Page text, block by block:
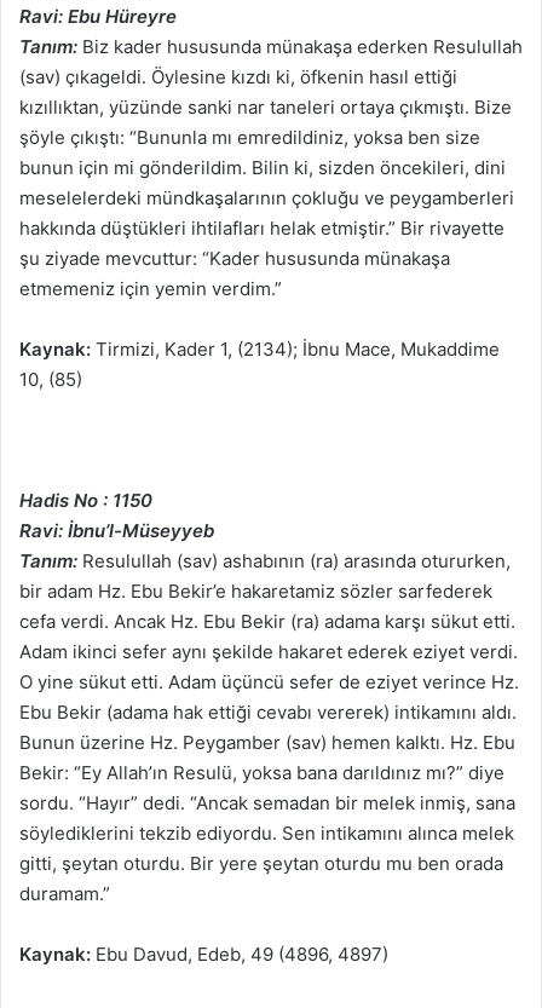
Ravi: Ebu Hüreyre
Tanım: Biz kader hususunda münakaşa ederken Resulullah
(sav) çıkageldi. Öylesine kızdı ki, öfkenin hasıl ettiği
kızıllıktan, yüzünde sanki nar taneleri ortaya çıkmıştı. Bize
şöyle çıkıştı: “Bununla mı emredildiniz, yoksa ben size
bunun için mi gönderildim. Bilin ki, sizden öncekileri, dini
meselelerdeki mündkaşalarının çokluğu ve peygamberleri
hakkında düştükleri ihtilafları helak etmiştir.” Bir rivayette
şu ziyade mevcuttur: “Kader hususunda münakaşa
etmemeniz için yemin verdim.”
Kaynak: Tirmizi, Kader 1, (2134); İbnu Mace, Mukaddime
10, (85)
Hadis No : 1150
Ravi: İbnu’l-Müseyyeb
Tanım: Resulullah (sav) ashabının (ra) arasında otururken,
bir adam Hz. Ebu Bekir’e hakaretamiz sözler sarfederek
cefa verdi. Ancak Hz. Ebu Bekir (ra) adama karşı sükut etti.
Adam ikinci sefer aynı şekilde hakaret ederek eziyet verdi.
O yine sükut etti. Adam üçüncü sefer de eziyet verince Hz.
Ebu Bekir (adama hak ettiği cevabı vererek) intikamını aldı.
Bunun üzerine Hz. Peygamber (sav) hemen kalktı. Hz. Ebu
Bekir: “Ey Allah’ın Resulü, yoksa bana darıldınız mı?” diye
sordu. “Hayır” dedi. “Ancak semadan bir melek inmiş, sana
söylediklerini tekzib ediyordu. Sen intikamını alınca melek
gitti, şeytan oturdu. Bir yere şeytan oturdu mu ben orada
duramam.”
Kaynak: Ebu Davud, Edeb, 49 (4896, 4897)